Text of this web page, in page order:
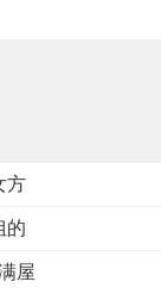
方
的
屋